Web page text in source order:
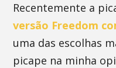
Recentemente a
versão Freedom
uma das escolhas
picape na minha